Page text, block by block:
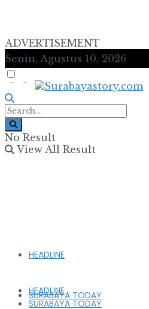
ADVERTISEMENT
Senin, Agustus 10, 2026
No Result
View All Result
HEADLINE
SURABAYA TODAY
HEADLINE
SURABAYA TODAY